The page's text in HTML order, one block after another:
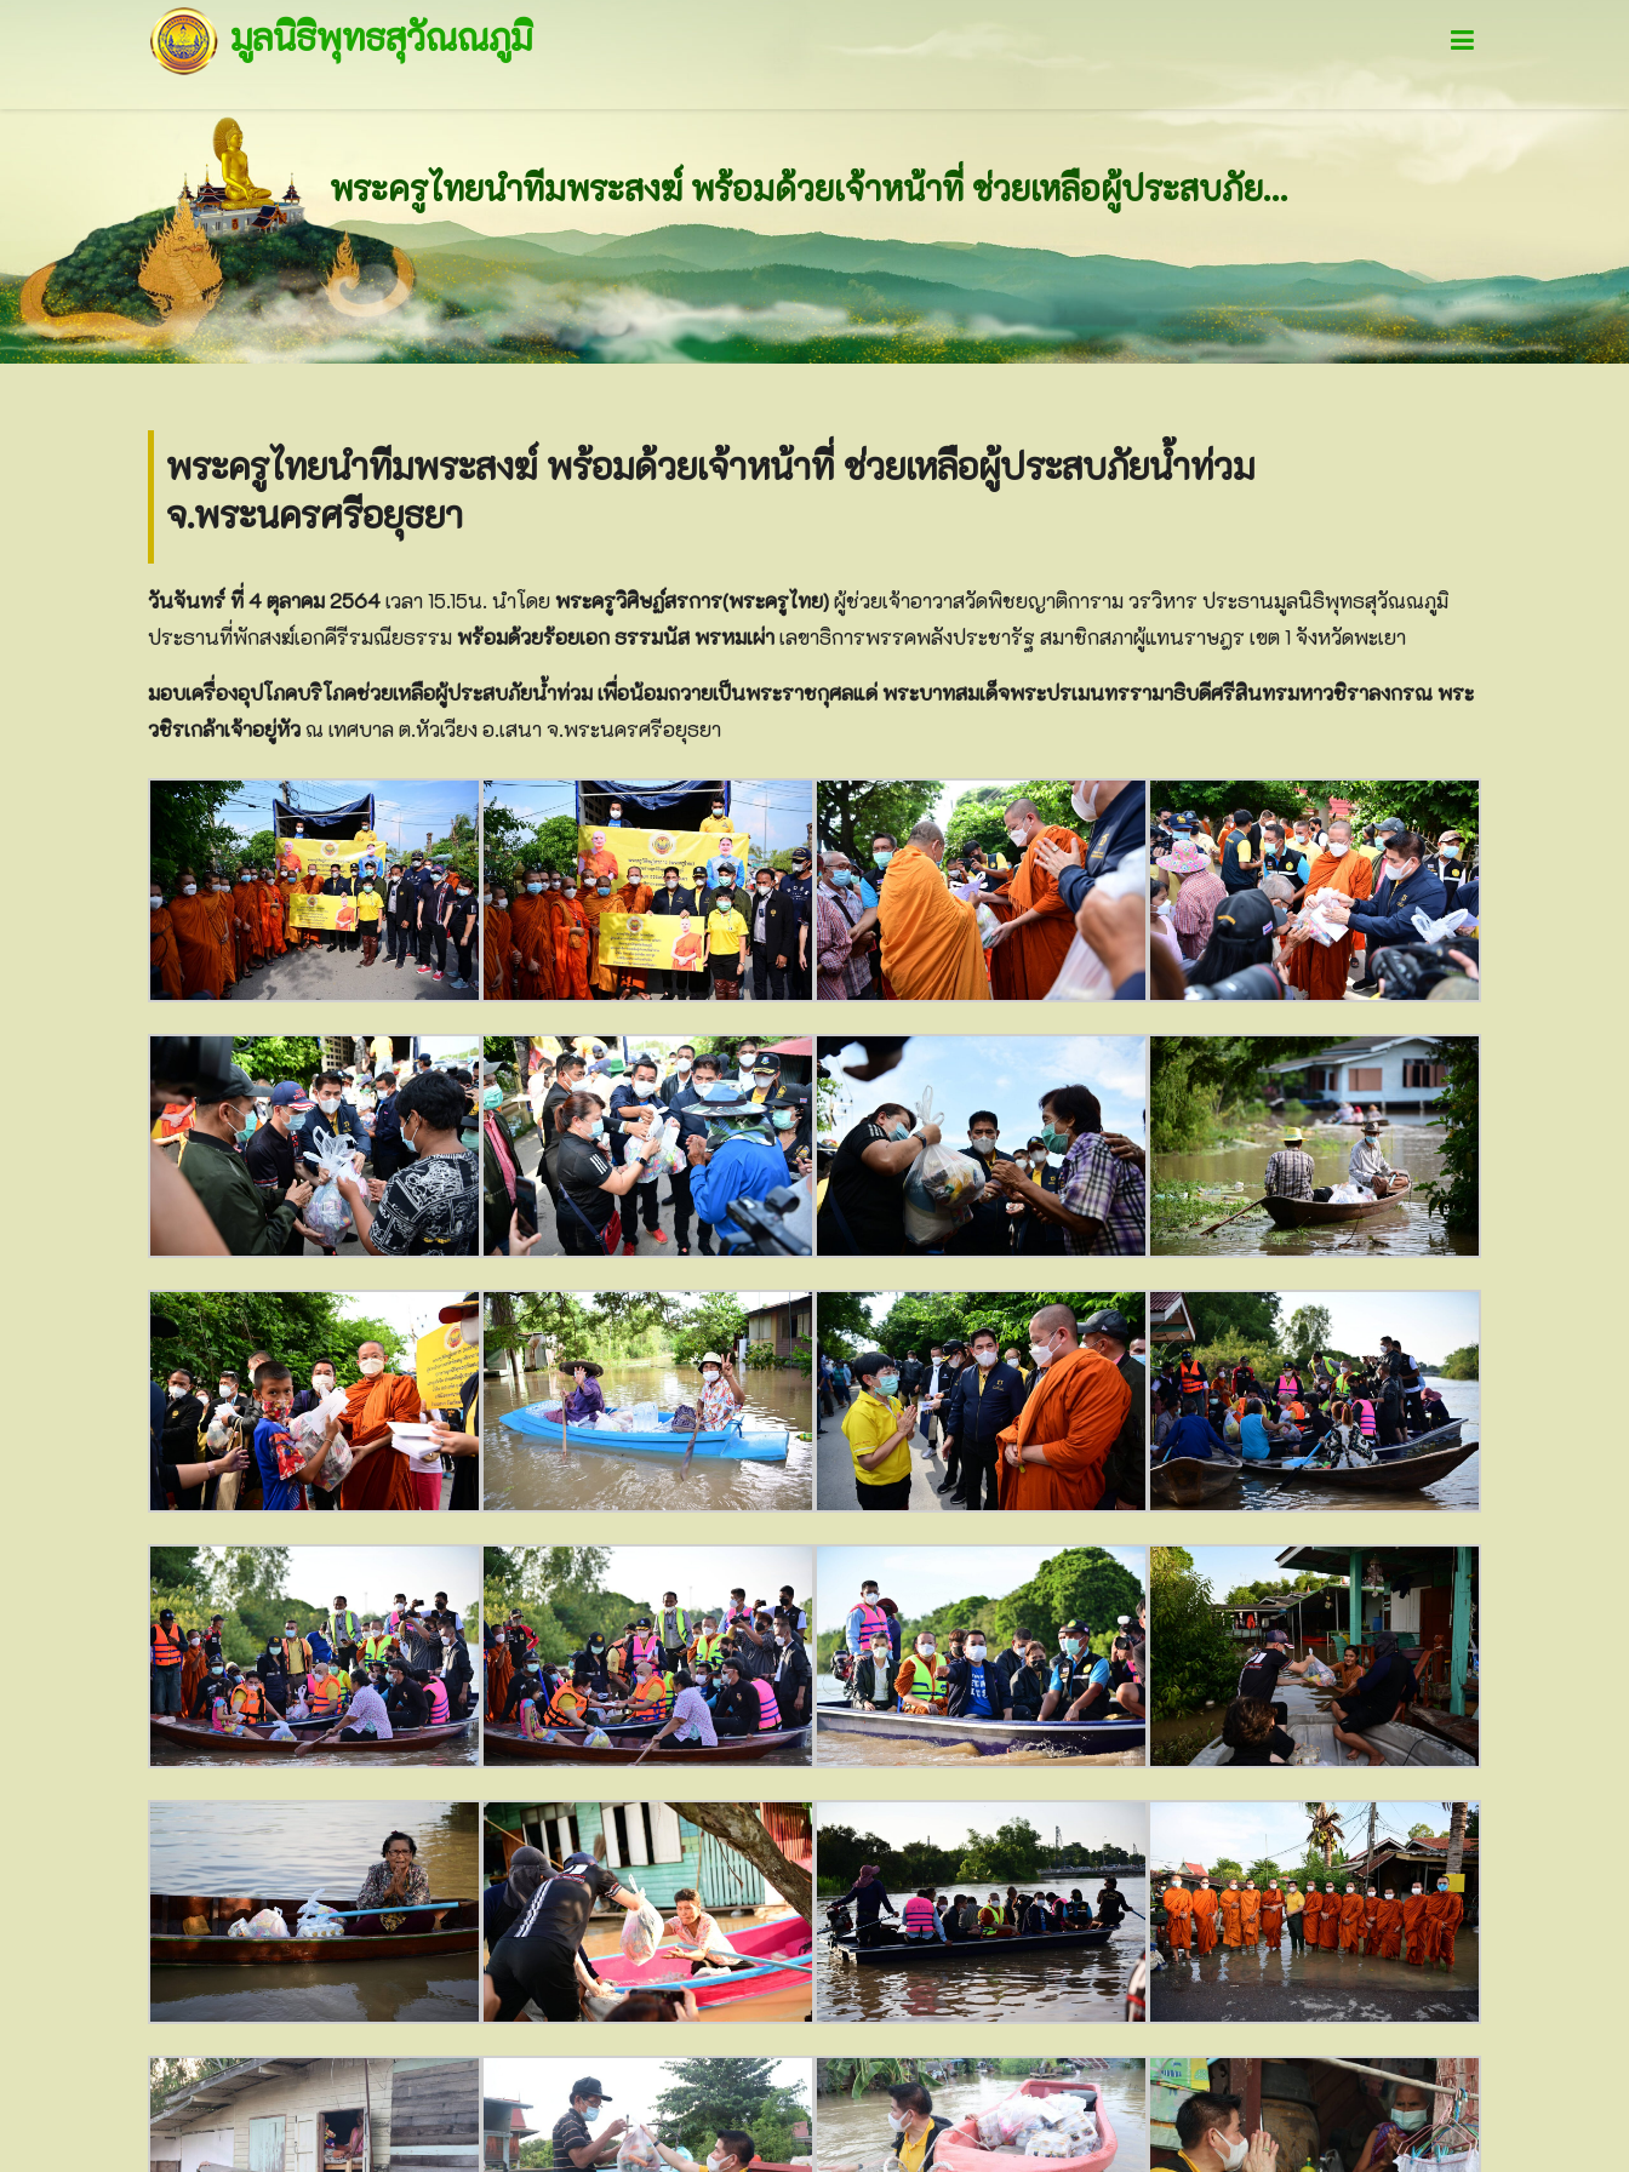
มูลนิธิพุทธสุวัณณภูมิ
พระครูไทยนำทีมพระสงฆ์ พร้อมด้วยเจ้าหน้าที่ ช่วยเหลือผู้ประสบภัยน้ำท่วม จ.พระนครศรีอยุธยา
พระครูไทยนำทีมพระสงฆ์ พร้อมด้วยเจ้าหน้าที่ ช่วยเหลือผู้ประสบภัยน้ำท่วม
จ.พระนครศรีอยุธยา
วันจันทร์ ที่ 4 ตุลาคม 2564เวลา 15.15น. นำโดยพระครูวิศิษฏ์สรการ(พระครูไทย)ผู้ช่วยเจ้าอาวาสวัดพิชยญาติการาม วรวิหาร ประธานมูลนิธิพุทธสุวัณณภูมิ
ประธานที่พักสงฆ์เอกคีรีรมณียธรรมพร้อมด้วยร้อยเอก ธรรมนัส พรหมเผ่าเลขาธิการพรรคพลังประชารัฐ สมาชิกสภาผู้แทนราษฎร เขต 1 จังหวัดพะเยา
มอบเครื่องอุปโภคบริโภคช่วยเหลือผู้ประสบภัยน้ำท่วม เพื่อน้อมถวายเป็นพระราชกุศลแด่ พระบาทสมเด็จพระปรเมนทรรามาธิบดีศรีสินทรมหาวชิราลงกรณ พระ
วชิรเกล้าเจ้าอยู่หัวณ เทศบาล ต.หัวเวียง อ.เสนา จ.พระนครศรีอยุธยา